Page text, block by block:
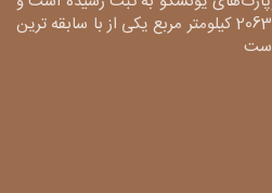
اکنون این ژئوپارک با مساحت 2063 کیلومتر مربع یکی از با سابقه ترین
است